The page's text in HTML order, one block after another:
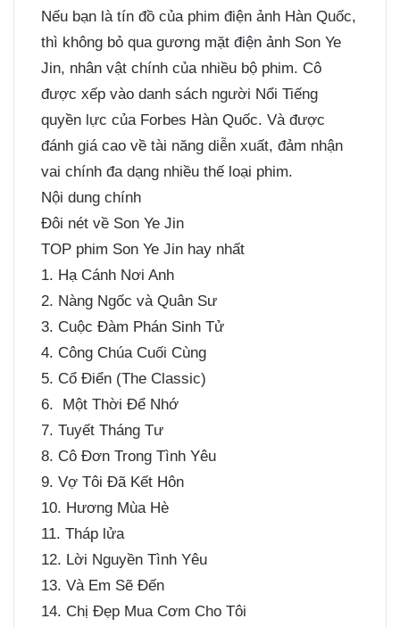
Nếu bạn là tín đồ của phim điện ảnh Hàn Quốc,
thì không bỏ qua gương mặt điện ảnh Son Ye
Jin, nhân vật chính của nhiều bộ phim. Cô
được xếp vào danh sách người Nổi Tiếng
quyền lực của Forbes Hàn Quốc. Và được
đánh giá cao về tài năng diễn xuất, đảm nhận
vai chính đa dạng nhiều thế loại phim.
Nội dung chính
Đôi nét về Son Ye Jin
TOP phim Son Ye Jin hay nhất
1. Hạ Cánh Nơi Anh
2. Nàng Ngốc và Quân Sư
3. Cuộc Đàm Phán Sinh Tử
4. Công Chúa Cuối Cùng
5. Cổ Điển (The Classic)
6. Một Thời Để Nhớ
7. Tuyết Tháng Tư
8. Cô Đơn Trong Tình Yêu
9. Vợ Tôi Đã Kết Hôn
10. Hương Mùa Hè
11. Tháp lửa
12. Lời Nguyền Tình Yêu
13. Và Em Sẽ Đến
14. Chị Đẹp Mua Cơm Cho Tôi